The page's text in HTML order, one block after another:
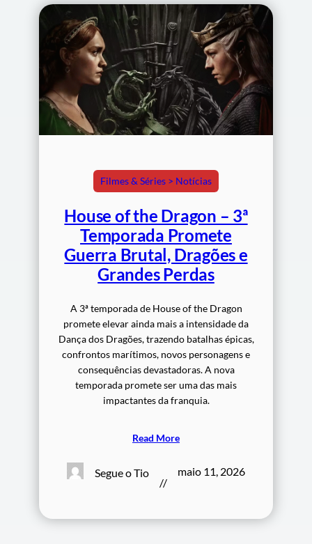
Filmes & Séries > Notícias
House of the Dragon – 3ª
Temporada Promete
Guerra Brutal, Dragões e
Grandes Perdas
A 3ª temporada de House of the Dragon
promete elevar ainda mais a intensidade da
Dança dos Dragões, trazendo batalhas épicas,
confrontos marítimos, novos personagens e
consequências devastadoras. A nova
temporada promete ser uma das mais
impactantes da franquia.
Read More
Segue o Tio
//
maio 11, 2026